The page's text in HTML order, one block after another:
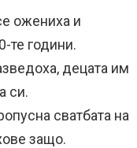
ожениха и
те години.
децата им
си.
сватбата на
защо.